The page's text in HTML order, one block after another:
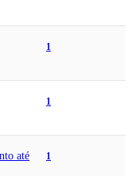
1
1
até
1